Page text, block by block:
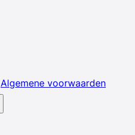
Algemene voorwaarden